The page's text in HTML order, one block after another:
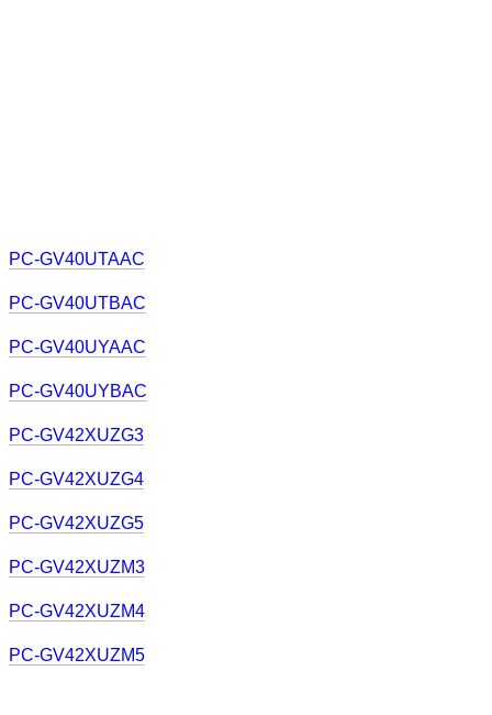
PC-GV40UTAAC
PC-GV40UTBAC
PC-GV40UYAAC
PC-GV40UYBAC
PC-GV42XUZG3
PC-GV42XUZG4
PC-GV42XUZG5
PC-GV42XUZM3
PC-GV42XUZM4
PC-GV42XUZM5